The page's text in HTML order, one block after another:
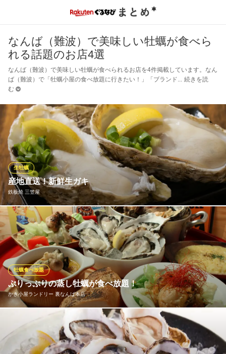
なんば（難波）で美味しい牡蠣が食べら
れる話題のお店4選
なんば（難波）で美味しい牡蠣が食べられるお店を4件掲載しています。なん
ば（難波）で「牡蠣小屋の食べ放題に行きたい！」「ブランド
続きを読
む
産地直送！新鮮生ガキ
鉄板焼 三笠屋
生牡蠣
当店の牡蠣は広島県産ブランド牡蠣【かき小町】を使用。前日朝
に水揚げされたばかりの新鮮な牡蠣は鮮度がよくプリプリで美味
しいカキをお召し上がりいただけます！
鉄板焼 三笠屋
鉄板ステーキと牡蠣
近鉄難波線大阪難波駅 徒歩3分
大阪府大阪市中央区難波千日前14-3
ぷりっぷりの蒸し牡蠣が食べ放題！
かき小屋ランドリー 裏なんば本店
牡蠣食べ放題
ぷりっぷりの蒸し牡蠣食べ放題のついた当店自慢のコース料理が
大人気！